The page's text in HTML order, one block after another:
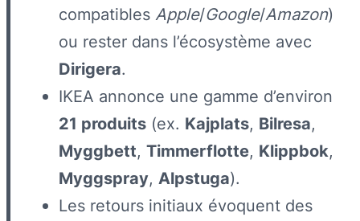
compatibles Apple/Google/Amazon)
ou rester dans l’écosystème avec
Dirigera.
IKEA annonce une gamme d’environ
21 produits (ex. Kajplats, Bilresa,
Myggbett,Timmerflotte, Klippbok,
Myggspray, Alpstuga).
Les retours initiaux évoquent des